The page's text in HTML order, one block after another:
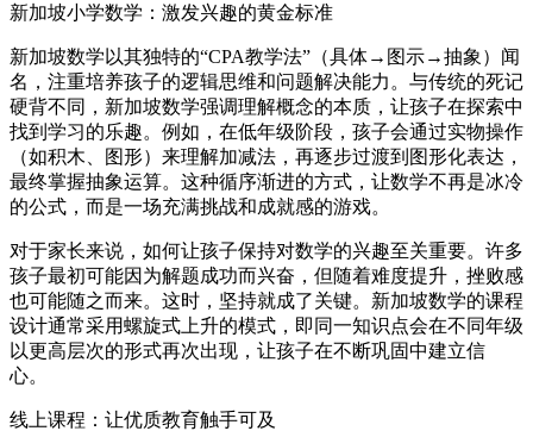
新加坡小学数学：激发兴趣的黄金标准
新加坡数学以其独特的“CPA教学法”（具体→图示→抽象）闻
名，注重培养孩子的逻辑思维和问题解决能力。与传统的死记
硬背不同，新加坡数学强调理解概念的本质，让孩子在探索中
找到学习的乐趣。例如，在低年级阶段，孩子会通过实物操作
（如积木、图形）来理解加减法，再逐步过渡到图形化表达，
最终掌握抽象运算。这种循序渐进的方式，让数学不再是冰冷
的公式，而是一场充满挑战和成就感的游戏。
对于家长来说，如何让孩子保持对数学的兴趣至关重要。许多
孩子最初可能因为解题成功而兴奋，但随着难度提升，挫败感
也可能随之而来。这时，坚持就成了关键。新加坡数学的课程
设计通常采用螺旋式上升的模式，即同一知识点会在不同年级
以更高层次的形式再次出现，让孩子在不断巩固中建立信
心。
线上课程：让优质教育触手可及